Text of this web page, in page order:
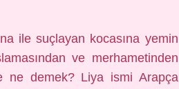
ile suçlayan kocasına yemin
ve merhametinden
ne demek? Liya ismi Arapça